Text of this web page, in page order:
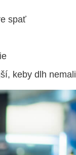
spať
keby dlh nemali